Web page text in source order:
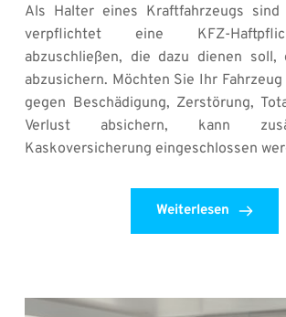
Als Halter eines Kraftfahrzeugs sind
verpflichtet eine KFZ-
abzuschließen, die dazu dienen soll,
abzusichern. Möchten Sie Ihr
gegen Beschädigung, Zerstörung,
Verlust absichern, kann
Kaskoversicherung eingeschlossen
Weiterlesen